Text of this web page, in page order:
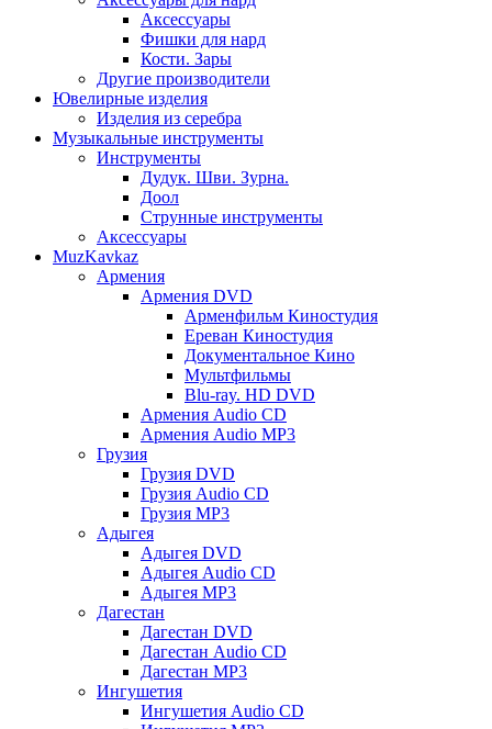
Аксессуары
Фишки для нард
Кости. Зары
Другие производители
Ювелирные изделия
Изделия из серебра
Музыкальные инструменты
Инструменты
Дудук. Шви. Зурна.
Доол
Струнные инструменты
Аксессуары
MuzKavkaz
Армения
Армения DVD
Арменфильм Киностудия
Ереван Киностудия
Документальное Кино
Мультфильмы
Blu-ray. HD DVD
Армения Audio CD
Армения Audio MP3
Грузия
Грузия DVD
Грузия Audio CD
Грузия MP3
Адыгея
Адыгея DVD
Адыгея Audio CD
Адыгея MP3
Дагестан
Дагестан DVD
Дагестан Audio CD
Дагестан MP3
Ингушетия
Ингушетия Audio CD